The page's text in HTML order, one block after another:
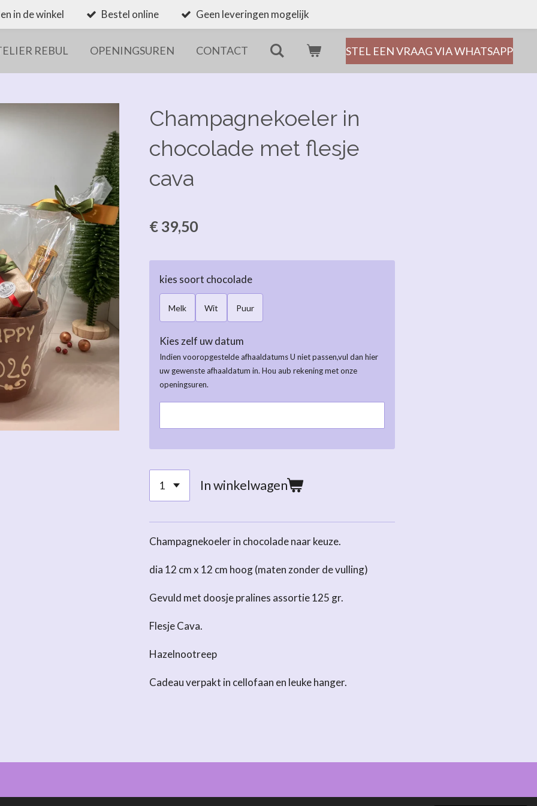
in de winkel Bestel online Geen leveringen mogelijk
REBUL OPENINGSUREN CONTACT STEL EEN VRAAG VIA WHATSAPP
Champagnekoeler in
chocolade met flesje
cava
€ 39,50
kies soort chocolade
Melk Wit Puur
Kies zelf uw datum
Indien vooropgestelde afhaaldatums U niet passen,vul dan hier
uw gewenste afhaaldatum in. Hou aub rekening met onze
openingsuren.
In winkelwagen
Champagnekoeler in chocolade naar keuze.
dia 12 cm x 12 cm hoog (maten zonder de vulling)
Gevuld met doosje pralines assortie 125 gr.
Flesje Cava.
Hazelnootreep
Cadeau verpakt in cellofaan en leuke hanger.
Pelt